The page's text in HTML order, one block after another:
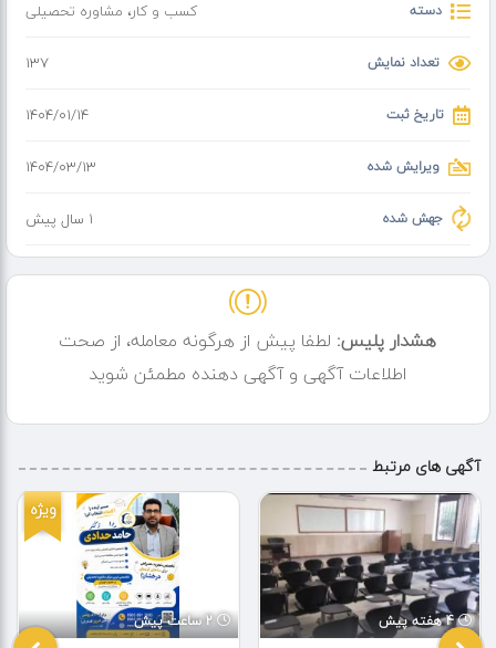
دسته کسب و کار، مشاوره تحصیلی
تعداد نمایش 137
تاریخ ثبت ۱۴۰۴/۰۱/۱۴
ویرایش شده ۱۴۰۴/۰۳/۱۳
جهش شده 1 سال پیش
هشدار پلیس: لطفا پیش از هرگونه معامله، از صحت
اطلاعات آگهی و آگهی دهنده مطمئن شوید
آگهی های مرتبط
ویژه
2 ساعت پیش
4 هفته پیش